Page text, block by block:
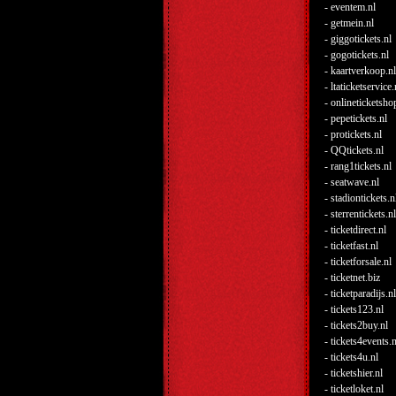
- eventem.nl
- getmein.nl
- giggotickets.nl
- gogotickets.nl
- kaartverkoop.nl
-
-
- pepetickets.nl
- protickets.nl
- QQtickets.nl
- rang1tickets.nl
- seatwave.nl
-
- sterrentickets.nl
- ticketdirect.nl
- ticketfast.nl
- ticketforsale.nl
- ticketnet.biz
- ticketparadijs.nl
- tickets123.nl
- tickets2buy.nl
-
- tickets4u.nl
- ticketshier.nl
- ticketloket.nl